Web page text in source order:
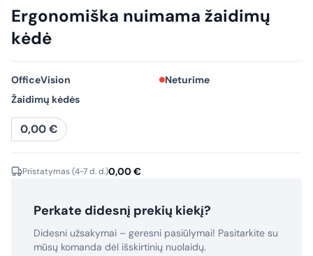
Ergonomiška nuimama žaidimų
kėdė
OfficeVision
Neturime
Žaidimų kėdės
0,00€
Pristatymas (4-7 d. d.)0,00€
Perkate didesnį prekių kiekį?
Didesni užsakymai – geresni pasiūlymai! Pasitarkite su
mūsų komanda dėl išskirtinių nuolaidų.